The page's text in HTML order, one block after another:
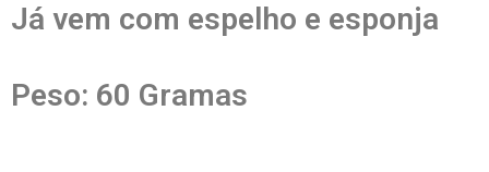
Já vem com espelho e esponja
Peso: 60 Gramas